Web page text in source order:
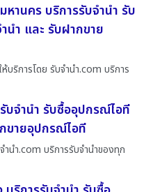
านคร บริการรับจำนำ รับ
ำ และ รับฝากขาย
บริการโดย รับจํานํา.com บริการ
บจำนำ รับซื้ออุปกรณ์ไอที
ขายอุปกรณ์ไอที
านํา.com บริการรับจำนำของทุก